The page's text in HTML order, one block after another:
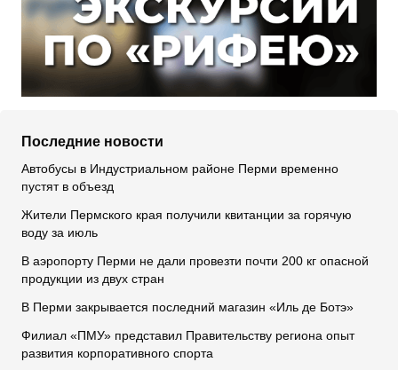
Последние новости
Автобусы в Индустриальном районе Перми временно
пустят в объезд
Жители Пермского края получили квитанции за горячую
воду за июль
В аэропорту Перми не дали провезти почти 200 кг опасной
продукции из двух стран
В Перми закрывается последний магазин «Иль де Ботэ»
Филиал «ПМУ» представил Правительству региона опыт
развития корпоративного спорта